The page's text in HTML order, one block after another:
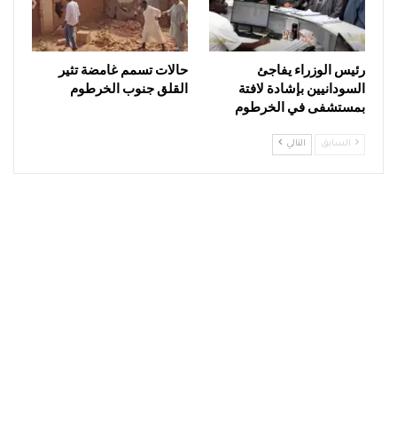
رئيس الوزراء يفاجئ
السودانيين بإشادة لافتة
بمستشفى في الخرطوم
حالات تسمم غامضة تثير
القلق جنوب الخرطوم
السابق التالي